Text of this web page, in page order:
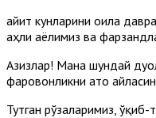
Ҳайит кунларини оила
аҳли аёлимиз ва
Азизлар! Мана шундай
фаровонликни ато
Тутган рўзаларимиз,